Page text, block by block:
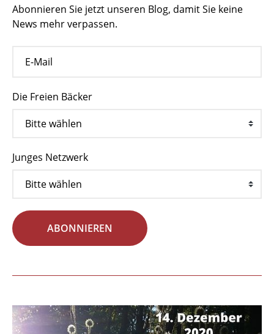
Abonnieren Sie jetzt unseren Blog, damit Sie keine
News mehr verpassen.
Die Freien Bäcker
Junges Netzwerk
ABONNIEREN